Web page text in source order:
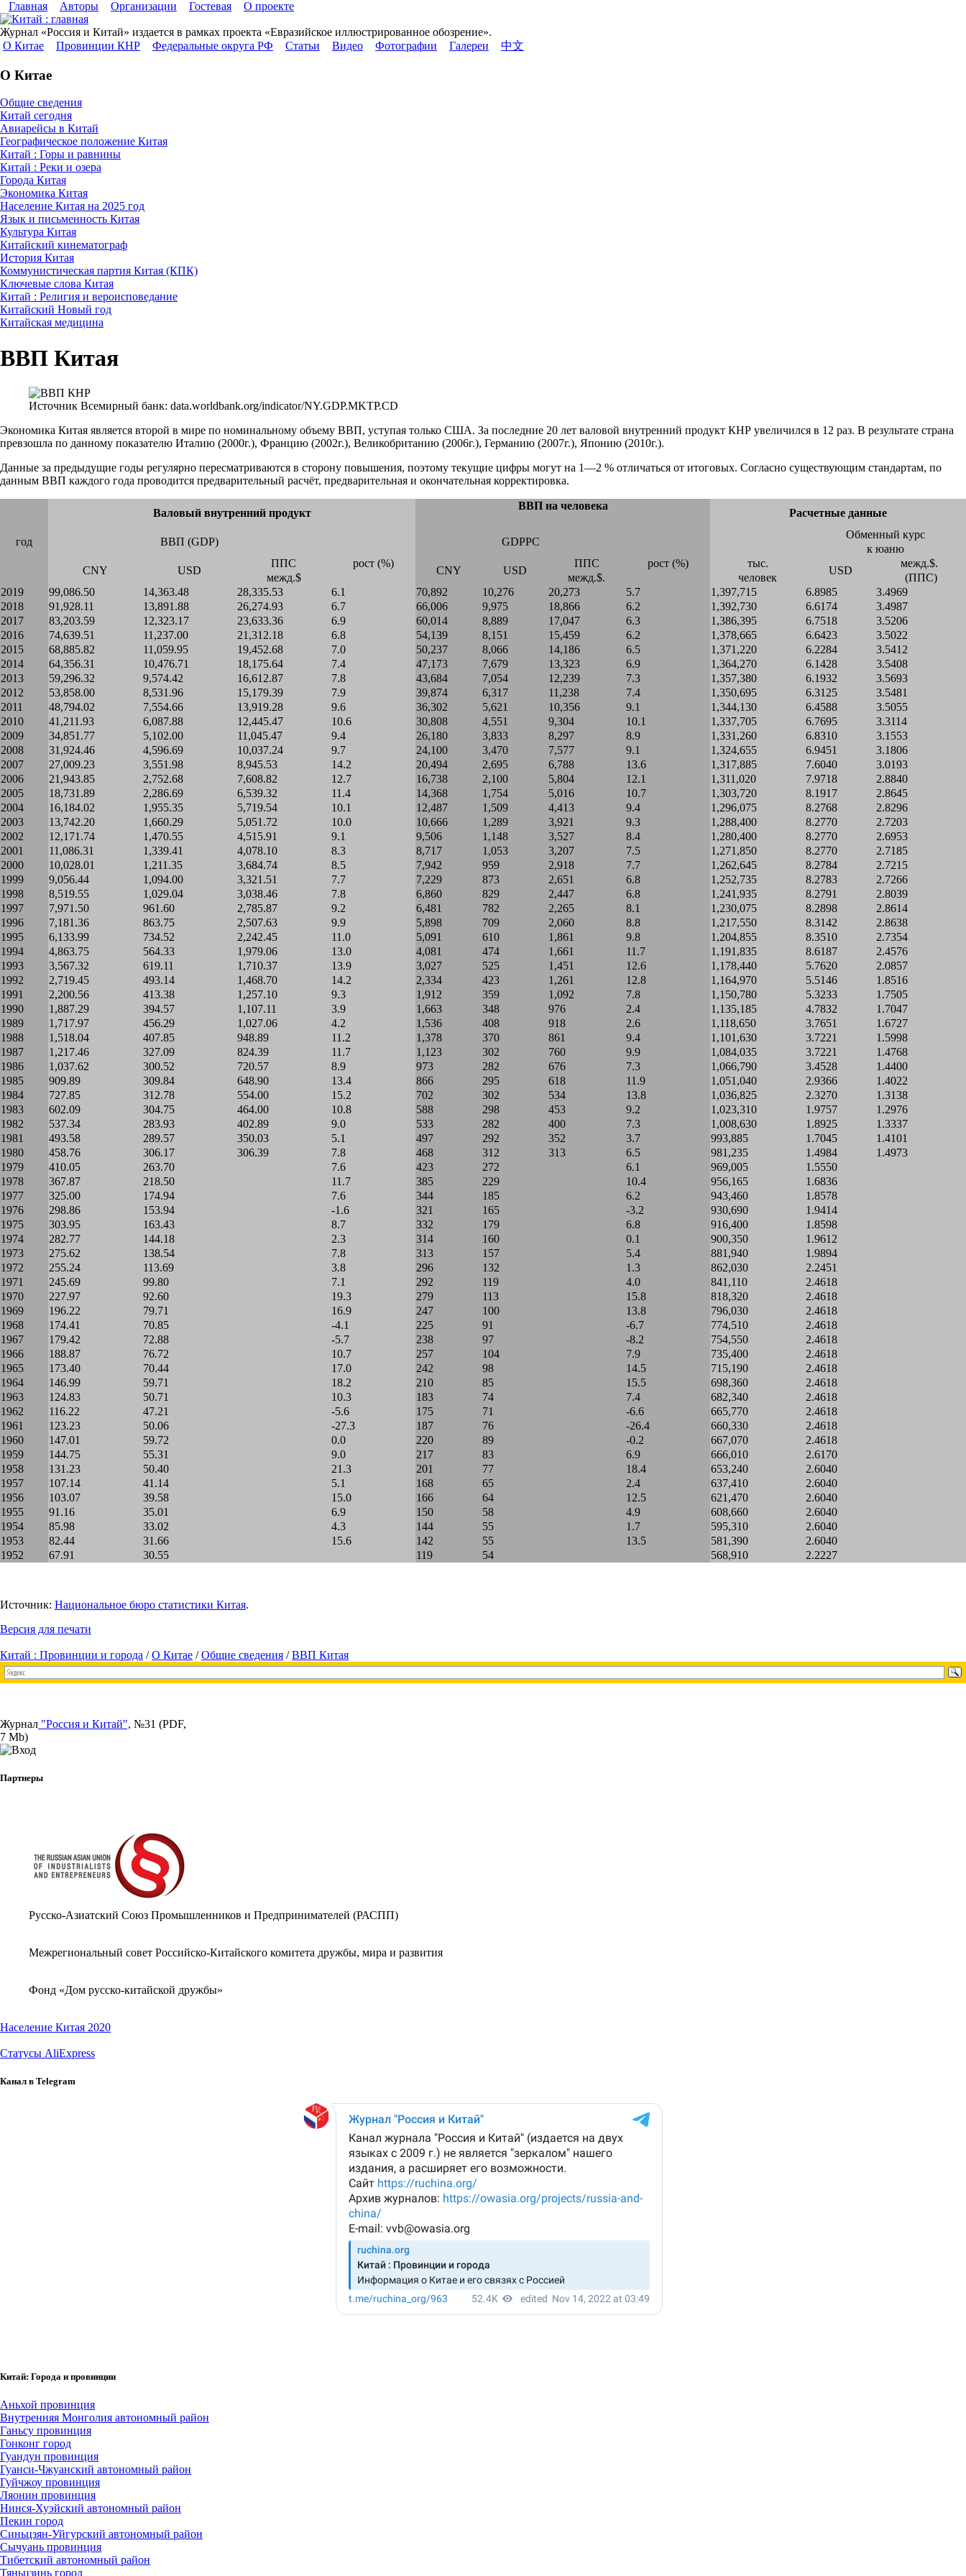
Главная Авторы Организации Гостевая О проекте
Журнал «Россия и Китай» издается в рамках проекта «Евразийское иллюстрированное обозрение».
О Китае
Провинции КНР Федеральные округа РФ Статьи Видео Фотографии Галереи 中文
О Китае
Общие сведения
Китай сегодня
Авиарейсы в Китай
Географическое положение Китая
Китай : Горы и равнины
Китай : Реки и озера
Города Китая
Экономика Китая
Население Китая на 2025 год
Язык и письменность Китая
Культура Китая
Китайский кинематограф
История Китая
Коммунистическая партия Китая (КПК)
Ключевые слова Китая
Китай : Религия и вероисповедание
Китайский Новый год
Китайская медицина
ВВП Китая
Источник Всемирный банк: data.worldbank.org/indicator/NY.GDP.MKTP.CD
Экономика Китая является второй в мире по номинальному объему ВВП, уступая только США. За последние 20 лет валовой внутренний продукт КНР увеличился в 12 раз. В результате страна
превзошла по данному показателю Италию (2000г.), Францию (2002г.), Великобританию (2006г.), Германию (2007г.), Японию (2010г.).
Данные за предыдущие годы регулярно пересматриваются в сторону повышения, поэтому текущие цифры могут на 1—2 % отличаться от итоговых. Согласно существующим стандартам, по
данным ВВП каждого года проводится предварительный расчёт, предварительная и окончательная корректировка.
год
Валовый внутренний продукт
ВВП на человека
Расчетные данные
ВВП (GDP) GDPPC
Обменный курс
к юаню
CNY
USD
ППС рост (%)
CNY USD
ППС рост (%) тыс.
USD
межд.$.
межд.$
межд.$. человек
(ППС)
2019
99,086.50 14,363.48 28,335.53 6.1 70,892 10,276 20,273 5.7 1,397,715 6.8985
3.4969
2018
91,928.11 13,891.88 26,274.93 6.7 66,006 9,975 18,866 6.2 1,392,730 6.6174
3.4987
2017
83,203.59 12,323.17 23,633.36 6.9 60,014 8,889 17,047 6.3 1,386,395 6.7518
3.5206
2016
74,639.51 11,237.00 21,312.18 6.8 54,139 8,151 15,459 6.2 1,378,665 6.6423
3.5022
2015
68,885.82 11,059.95 19,452.68 7.0 50,237 8,066 14,186 6.5 1,371,220 6.2284
3.5412
2014
64,356.31 10,476.71 18,175.64 7.4 47,173 7,679 13,323 6.9 1,364,270 6.1428
3.5408
2013
59,296.32 9,574.42 16,612.87 7.8 43,684 7,054 12,239 7.3 1,357,380 6.1932
3.5693
2012
53,858.00 8,531.96 15,179.39 7.9 39,874 6,317 11,238 7.4 1,350,695 6.3125
3.5481
2011
48,794.02 7,554.66 13,919.28 9.6 36,302 5,621 10,356 9.1 1,344,130 6.4588
3.5055
2010
41,211.93 6,087.88 12,445.47 10.6 30,808 4,551 9,304 10.1 1,337,705 6.7695
3.3114
2009
34,851.77 5,102.00 11,045.47 9.4 26,180 3,833 8,297 8.9 1,331,260 6.8310
3.1553
2008
31,924.46 4,596.69 10,037.24 9.7 24,100 3,470 7,577 9.1 1,324,655 6.9451
3.1806
2007
27,009.23 3,551.98 8,945.53 14.2 20,494 2,695 6,788 13.6 1,317,885 7.6040
3.0193
2006
21,943.85 2,752.68 7,608.82 12.7 16,738 2,100 5,804 12.1 1,311,020 7.9718
2.8840
2005
18,731.89 2,286.69 6,539.32 11.4 14,368 1,754 5,016 10.7 1,303,720 8.1917
2.8645
2004
16,184.02 1,955.35 5,719.54 10.1 12,487 1,509 4,413 9.4 1,296,075 8.2768
2.8296
2003
13,742.20 1,660.29 5,051.72 10.0 10,666 1,289 3,921 9.3 1,288,400 8.2770
2.7203
2002
12,171.74 1,470.55 4,515.91 9.1 9,506 1,148 3,527 8.4 1,280,400 8.2770
2.6953
2001
11,086.31 1,339.41 4,078.10 8.3 8,717 1,053 3,207 7.5 1,271,850 8.2770
2.7185
2000
10,028.01 1,211.35 3,684.74 8.5 7,942 959 2,918 7.7 1,262,645 8.2784
2.7215
1999
9,056.44 1,094.00 3,321.51 7.7 7,229 873 2,651 6.8 1,252,735 8.2783
2.7266
1998
8,519.55 1,029.04 3,038.46 7.8 6,860 829 2,447 6.8 1,241,935 8.2791
2.8039
1997
7,971.50 961.60 2,785.87 9.2 6,481 782 2,265 8.1 1,230,075 8.2898
2.8614
1996
7,181.36 863.75 2,507.63 9.9 5,898 709 2,060 8.8 1,217,550 8.3142
2.8638
1995
6,133.99 734.52 2,242.45 11.0 5,091 610 1,861 9.8 1,204,855 8.3510
2.7354
1994
4,863.75 564.33 1,979.06 13.0 4,081 474 1,661 11.7 1,191,835 8.6187
2.4576
1993
3,567.32 619.11 1,710.37 13.9 3,027 525 1,451 12.6 1,178,440 5.7620
2.0857
1992
2,719.45 493.14 1,468.70 14.2 2,334 423 1,261 12.8 1,164,970 5.5146
1.8516
1991
2,200.56 413.38 1,257.10 9.3 1,912 359 1,092 7.8 1,150,780 5.3233
1.7505
1990
1,887.29 394.57 1,107.11 3.9 1,663 348 976 2.4 1,135,185 4.7832
1.7047
1989
1,717.97 456.29 1,027.06 4.2 1,536 408 918 2.6 1,118,650 3.7651
1.6727
1988
1,518.04 407.85 948.89 11.2 1,378 370 861 9.4 1,101,630 3.7221
1.5998
1987
1,217.46 327.09 824.39 11.7 1,123 302 760 9.9 1,084,035 3.7221
1.4768
1986
1,037.62 300.52 720.57 8.9 973 282 676 7.3 1,066,790 3.4528
1.4400
1985
909.89 309.84 648.90 13.4 866 295 618 11.9 1,051,040 2.9366
1.4022
1984
727.85 312.78 554.00 15.2 702 302 534 13.8 1,036,825 2.3270
1.3138
1983
602.09 304.75 464.00 10.8 588 298 453 9.2 1,023,310 1.9757
1.2976
1982
537.34 283.93 402.89 9.0 533 282 400 7.3 1,008,630 1.8925
1.3337
1981
493.58 289.57 350.03 5.1 497 292 352 3.7 993,885 1.7045
1.4101
1980
458.76 306.17 306.39 7.8 468 312 313 6.5 981,235 1.4984
1.4973
1979
410.05 263.70 7.6 423 272 6.1 969,005
1.5550
1978
367.87 218.50 11.7 385 229 10.4 956,165
1.6836
1977
325.00 174.94 7.6 344 185 6.2 943,460
1.8578
1976
298.86 153.94 -1.6 321 165 -3.2 930,690
1.9414
1975
303.95 163.43 8.7 332 179 6.8 916,400
1.8598
1974
282.77 144.18 2.3 314 160 0.1 900,350
1.9612
1973
275.62 138.54 7.8 313 157 5.4 881,940
1.9894
1972
255.24 113.69 3.8 296 132 1.3 862,030
2.2451
1971
245.69 99.80 7.1 292 119 4.0 841,110
2.4618
1970
227.97 92.60 19.3 279 113 15.8 818,320
2.4618
1969
196.22 79.71 16.9 247 100 13.8 796,030
2.4618
1968
174.41 70.85 -4.1 225 91 -6.7 774,510
2.4618
1967
179.42 72.88 -5.7 238 97 -8.2 754,550
2.4618
1966
188.87 76.72 10.7 257 104 7.9 735,400
2.4618
1965
173.40 70.44 17.0 242 98 14.5 715,190
2.4618
1964
146.99 59.71 18.2 210 85 15.5 698,360
2.4618
1963
124.83 50.71 10.3 183 74 7.4 682,340
2.4618
1962
116.22 47.21 -5.6 175 71 -6.6 665,770
2.4618
1961
123.23 50.06 -27.3 187 76 -26.4 660,330
2.4618
1960
147.01 59.72 0.0 220 89 -0.2 667,070
2.4618
1959
144.75 55.31 9.0 217 83 6.9 666,010
2.6170
1958
131.23 50.40 21.3 201 77 18.4 653,240
2.6040
1957
107.14 41.14 5.1 168 65 2.4 637,410
2.6040
1956
103.07 39.58 15.0 166 64 12.5 621,470
2.6040
1955
91.16 35.01 6.9 150 58 4.9 608,660
2.6040
1954
85.98 33.02 4.3 144 55 1.7 595,310
2.6040
1953
82.44 31.66 15.6 142 55 13.5 581,390
2.6040
1952
67.91 30.55 119 54 568,910 2.2227
Источник: Национальное бюро статистики Китая.
Версия для печати
Китай : Провинции и города /О Китае /Общие сведения /ВВП Китая
Журнал "Россия и Китай", №31 (PDF,
7 Mb)
Партнеры
Русско-Азиатский Союз Промышленников и Предпринимателей (РАСПП)
Межрегиональный совет Российско-Китайского комитета дружбы, мира и развития
Фонд «Дом русско-китайской дружбы»
Население Китая 2020
Статусы AliExpress
Канал в Telegram
Китай: Города и провинции
Аньхой провинция
Внутренняя Монголия автономный район
Ганьсу провинция
Гонконг город
Гуандун провинция
Гуанси-Чжуанский автономный район
Гуйчжоу провинция
Ляонин провинция
Нинся-Хуэйский автономный район
Пекин город
Синьцзян-Уйгурский автономный район
Сычуань провинция
Тибетский автономный район
Тяньцзинь город